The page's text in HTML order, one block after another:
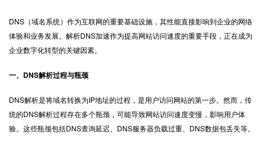
DNS（域名系统）作为互联网的重要基础设施，其性能直接影响到企业的网络
体验和业务发展。解析DNS加速作为提高网站访问速度的重要手段，正在成为
企业数字化转型的关键因素。
一、DNS解析过程与瓶颈
DNS解析是将域名转换为IP地址的过程，是用户访问网站的第一步。然而，传
统的DNS解析过程存在多个瓶颈，可能导致网站访问速度变慢，影响用户体
验。这些瓶颈包括DNS查询延迟、DNS服务器负载过重、DNS数据包丢失等。